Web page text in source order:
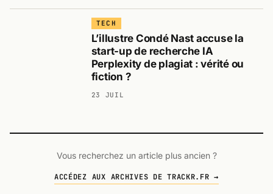
TECH
L’illustre Condé Nast accuse la
start-up de recherche IA
Perplexity de plagiat : vérité ou
fiction ?
23 JUIL
Vous recherchez un article plus ancien ?
ACCÉDEZ AUX ARCHIVES DE TRACKR.FR →